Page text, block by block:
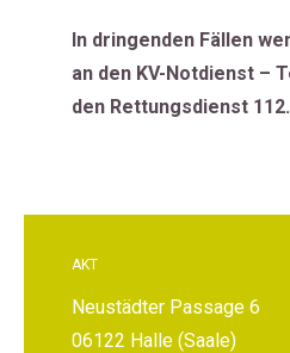
In dringenden Fällen
an den KV-Notdienst –
den Rettungsdienst 112.
AKT
Neustädter Passage 6
06122 Halle (Saale)